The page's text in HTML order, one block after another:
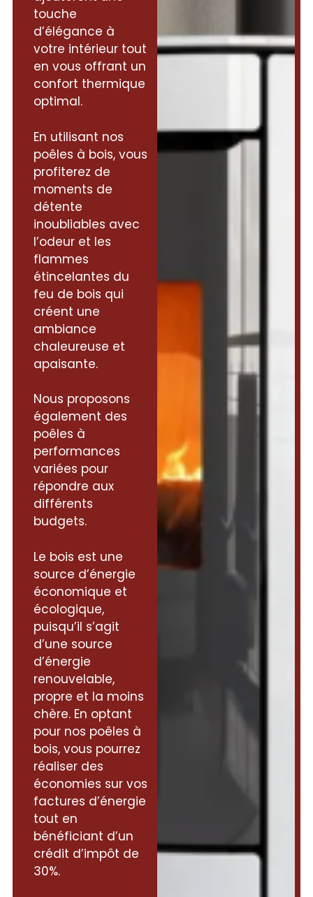
touche
d’élégance à
votre intérieur tout
en vous offrant un
confort thermique
optimal.
En utilisant nos
poêles à bois, vous
profiterez de
moments de
détente
inoubliables avec
l’odeur et les
flammes
étincelantes du
feu de bois qui
créent une
ambiance
chaleureuse et
apaisante.
Nous proposons
également des
poêles à
performances
variées pour
répondre aux
différents
budgets.
Le bois est une
source d’énergie
économique et
écologique,
puisqu’il s’agit
d’une source
d’énergie
renouvelable,
propre et la moins
chère. En optant
pour nos poêles à
bois, vous pourrez
réaliser des
économies sur vos
factures d’énergie
tout en
bénéficiant d’un
crédit d’impôt de
30%.